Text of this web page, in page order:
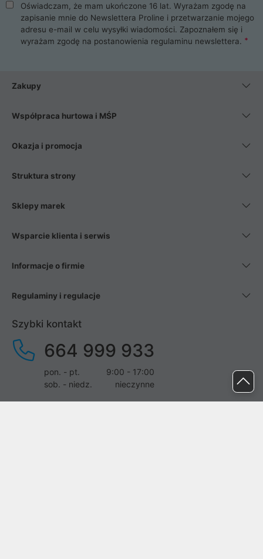
Oświadczam, że mam ukończone 16 lat. Wyrażam zgodę na
zapisanie mnie do Newslettera Proline i przetwarzanie mojego
adresu e-mail w celu wysyłki wiadomości. Zapoznałem się i
wyrażam zgodę na postanowienia regulaminu newslettera.
Zakupy
Współpraca hurtowa i MŚP
Okazja i promocja
Struktura strony
Sklepy marek
Wsparcie klienta i serwis
Informacje o firmie
Regulaminy i regulacje
Szybki kontakt
664 999 933
pon. - pt.
9:00 - 17:00
sob. - niedz.
nieczynne